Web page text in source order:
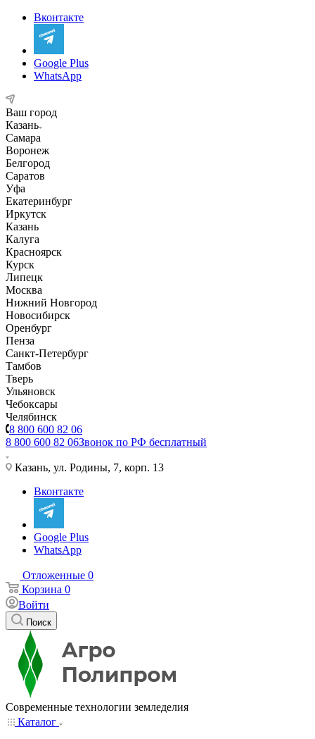
Вконтакте
Google Plus
WhatsApp
Ваш город
Казань
Самара
Воронеж
Белгород
Саратов
Уфа
Екатеринбург
Иркутск
Казань
Калуга
Красноярск
Курск
Липецк
Москва
Нижний Новгород
Новосибирск
Оренбург
Пенза
Санкт-Петербург
Тамбов
Тверь
Ульяновск
Чебоксары
Челябинск
8 800 600 82 06
8 800 600 82 06Звонок по РФ бесплатный
Казань, ул. Родины, 7, корп. 13
Вконтакте
Google Plus
WhatsApp
Отложенные 0
Корзина 0
Войти
Поиск
Современные технологии земледелия
Каталог